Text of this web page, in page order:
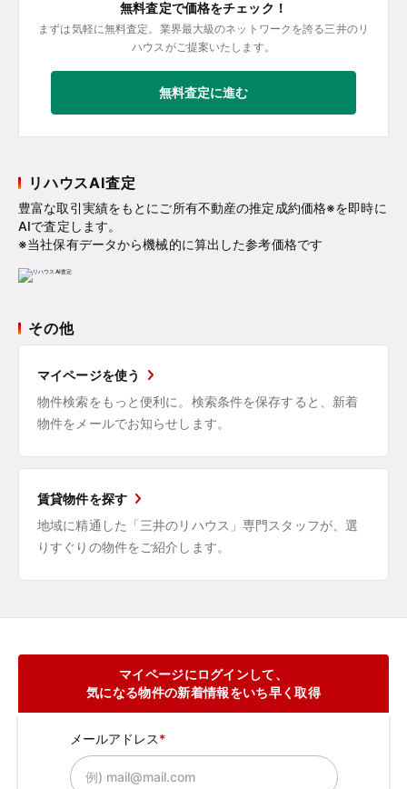
無料査定で価格をチェック！
まずは気軽に無料査定。業界最大級のネットワークを誇る三井のリ
ハウスがご提案いたします。
無料査定に進む
リハウスAI査定
豊富な取引実績をもとにご所有不動産の推定成約価格※を即時に
AIで査定します。
※当社保有データから機械的に算出した参考価格です
その他
マイページを使う
物件検索をもっと便利に。検索条件を保存すると、新着
物件をメールでお知らせします。
賃貸物件を探す
地域に精通した「三井のリハウス」専門スタッフが、選
りすぐりの物件をご紹介します。
マイページにログインして、
気になる物件の新着情報をいち早く取得
メールアドレス